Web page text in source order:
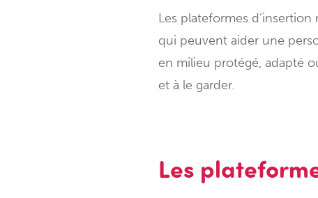
Les plateformes
qui peuvent aider une
en milieu protégé, adapté
et à le garder.
Les